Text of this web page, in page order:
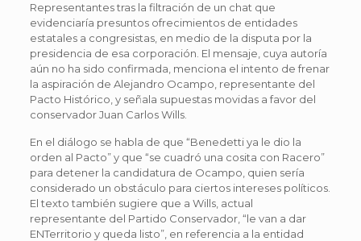
Representantes tras la filtración de un chat que
evidenciaría presuntos ofrecimientos de entidades
estatales a congresistas, en medio de la disputa por la
presidencia de esa corporación. El mensaje, cuya autoría
aún no ha sido confirmada, menciona el intento de frenar
la aspiración de Alejandro Ocampo, representante del
Pacto Histórico, y señala supuestas movidas a favor del
conservador Juan Carlos Wills.
En el diálogo se habla de que “Benedetti ya le dio la
orden al Pacto” y que “se cuadró una cosita con Racero”
para detener la candidatura de Ocampo, quien sería
considerado un obstáculo para ciertos intereses políticos.
El texto también sugiere que a Wills, actual
representante del Partido Conservador, “le van a dar
ENTerritorio y queda listo”, en referencia a la entidad